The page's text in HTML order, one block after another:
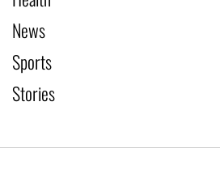
News
Sports
Stories